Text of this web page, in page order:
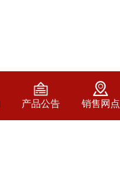
产品公告 销售网点